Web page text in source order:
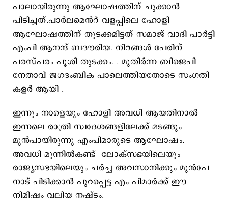
പാലായിരുന്നു ആഘോഷത്തിന് ചുക്കാൻ
പിടിച്ചത്.പാർലമെൻറ് വളപ്പിലെ ഹോളി
ആഘോഷത്തിന് തുടക്കമിട്ടത് സമാജ് വാദി പാർട്ടി
എംപി ആനന്ദ് ബദൗരിയ. നിറങ്ങൾ പേരിന്
പരസ്പരം പൂശി തുടക്കം. . മുതിർന്ന ബിജെപി
നേതാവ് ജഗദംബിക പാലെത്തിയതോടെ സംഗതി
കളർ ആയി .
ഇന്നും നാളെയും ഹോളി അവധി ആയതിനാൽ
ഇന്നലെ രാത്രി സ്വദേശങ്ങളിലേക്ക് മടങ്ങും
മുൻപായിരുന്നു എംപിമാരുടെ ആഘോഷം.
അവധി മുന്നിൽകണ്ട് ലോക്സഭയിലെയും
രാജ്യസഭയിലെയും ചർച്ച അവസാനിക്കും മുൻപേ
നാട് പിടിക്കാൻ പുറപ്പെട്ട എം പിമാർക്ക് ഈ
നിമിഷം വലിയ നഷ്ടം.